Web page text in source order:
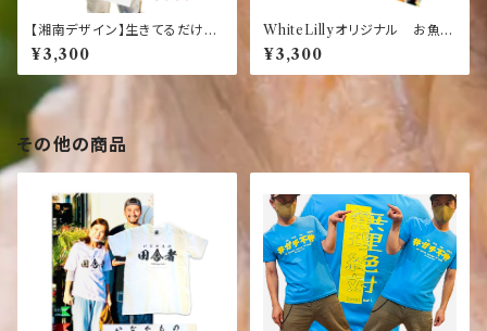
【湘南デザイン】生きてるだけで
まるもうけ！ 【白Tシャツ】【湘
南】【限定】【大人気】【オリジナ
ル】
¥3,300
WhiteLillyオリジナル お魚サ
ンダル＆カモメ Tシャツ 【湘
南】【お土産】【親子ペア】【子供
サイズ】【限定】【白】【ホワイト】
【半袖】【お土産】
¥3,300
その他の商品